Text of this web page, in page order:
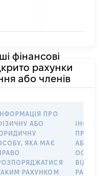
фінансові
рахунки
або членів
ІНФОРМАЦІЯ ПРО
АБО
ЯКА МАЄ
РАХУНКОМ
ПРО
АБО
ОСОБУ,